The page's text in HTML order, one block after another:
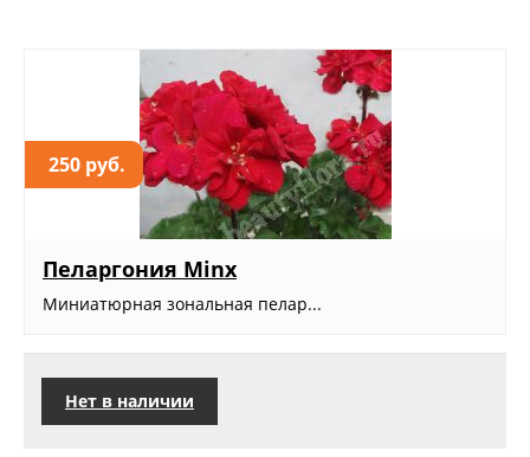
250 руб.
Пеларгония Minx
Миниатюрная зональная пелар...
Нет в наличии